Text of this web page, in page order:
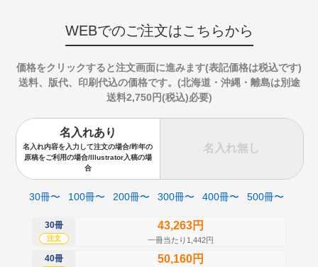
WEBでのご注文はこちらから
価格をクリックすると注文画面に進みます(表記価格は税込です)
送料、版代、印刷代込の価格です。(北海道・沖縄・離島は別途
送料2,750円(税込)必要)
名入れあり
名入れ内容を入力して注文の場合/昨年の
原稿をご利用の場合/Illustrator入稿の場
合
名入れ無し
30冊〜 100冊〜 200冊〜 300冊〜 400冊〜 500冊〜
30冊
注文
43,263円
一冊当たり1,442円
40冊 50,160円